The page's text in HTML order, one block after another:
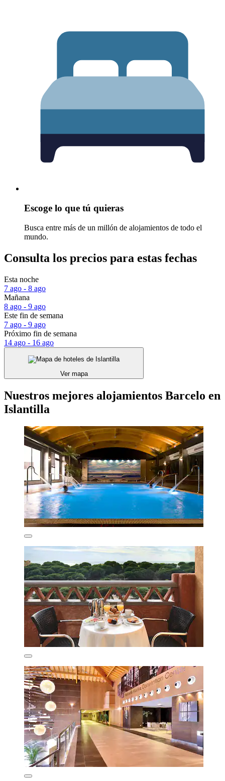
Escoge lo que tú quieras
Busca entre más de un millón de alojamientos de todo el
mundo.
Consulta los precios para estas fechas
Esta noche
7 ago - 8 ago
Mañana
8 ago - 9 ago
Este fin de semana
7 ago - 9 ago
Próximo fin de semana
14 ago - 16 ago
Ver mapa
Nuestros mejores alojamientos Barcelo en
Islantilla